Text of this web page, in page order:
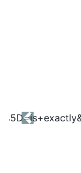
Previous